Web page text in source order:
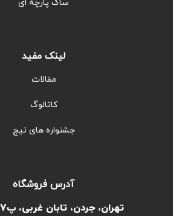
ساک پارچه ای
لینک مفید
مقالات
کاتالوگ
جشنواره های تیج
آدرس فروشگاه
تهران، جردن، تابان غربی، پ67، واحد4